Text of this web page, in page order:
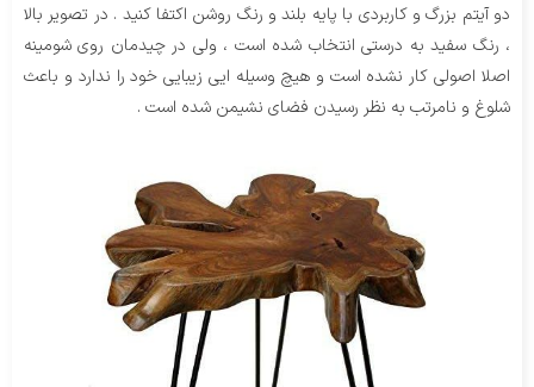
دو آیتم بزرگ و کاربردی با پایه بلند و رنگ روشن اکتفا کنید . در تصویر بالا
، رنگ سفید به درستی انتخاب شده است ، ولی در چیدمان روی شومینه
اصلا اصولی کار نشده است و هیچ وسیله ایی زیبایی خود را ندارد و باعث
شلوغ و نامرتب به نظر رسیدن فضای نشیمن شده است .